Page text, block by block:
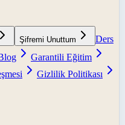
Şifremi Unuttum
Ders
Garantili Eğitim
Gizlilik Politikası